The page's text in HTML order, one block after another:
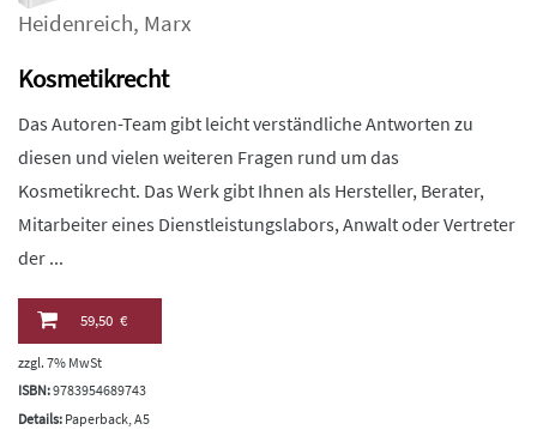
Heidenreich, Marx
Kosmetikrecht
Das Autoren-Team gibt leicht verständliche Antworten zu
diesen und vielen weiteren Fragen rund um das
Kosmetikrecht. Das Werk gibt Ihnen als Hersteller, Berater,
Mitarbeiter eines Dienstleistungslabors, Anwalt oder Vertreter
der ...
59,50 €
zzgl. 7% MwSt
ISBN:9783954689743
Details: Paperback, A5